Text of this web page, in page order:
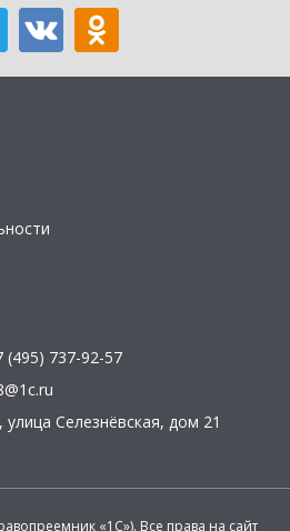
(495) 737-92-57
, улица Селезнёвская, дом 21
«1С»). Все права на сайт